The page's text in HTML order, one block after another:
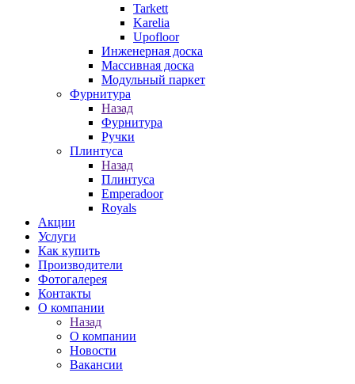
Tarkett
Karelia
Upofloor
Инженерная доска
Массивная доска
Модульный паркет
Фурнитура
Назад
Фурнитура
Ручки
Плинтуса
Назад
Плинтуса
Emperadoor
Royals
Акции
Услуги
Как купить
Производители
Фотогалерея
Контакты
О компании
Назад
О компании
Новости
Вакансии